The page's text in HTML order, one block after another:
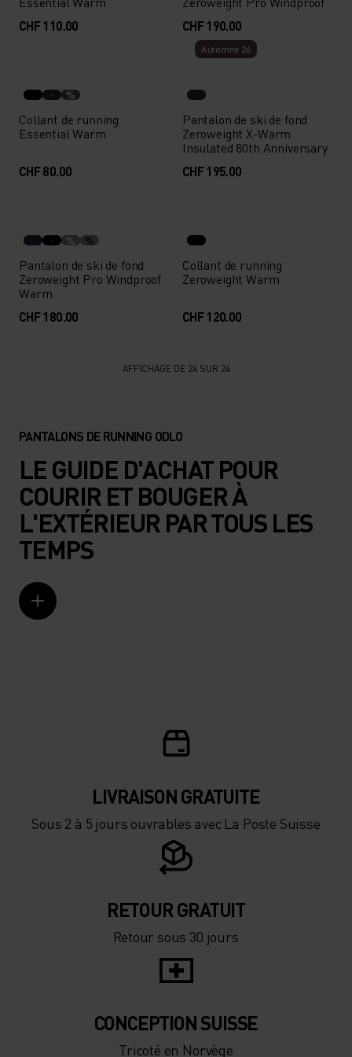
CHF 110.00
CHF 190.00
%
Collant de running
Essential Warm
CHF 80.00
Automne 26
Pantalon de ski de fond
Zeroweight X-Warm
Insulated 80th Anniversary
CHF 195.00
% %
Pantalon de ski de fond
Zeroweight Pro Windproof
Warm
CHF 180.00
Collant de running
Zeroweight Warm
CHF 120.00
AFFICHAGE DE 24 SUR 24
PANTALONS DE RUNNING ODLO
LE GUIDE D'ACHAT POUR
COURIR ET BOUGER À
L'EXTÉRIEUR PAR TOUS LES
TEMPS
LIVRAISON GRATUITE
Sous 2 à 5 jours ouvrables avec La Poste Suisse
RETOUR GRATUIT
Retour sous 30 jours
CONCEPTION SUISSE
Tricoté en Norvège